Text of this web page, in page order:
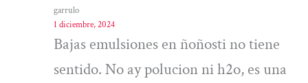
garrulo
1 diciembre, 2024
Bajas emulsiones en ñoñosti no tiene
sentido. No ay polucion ni h2o, es una